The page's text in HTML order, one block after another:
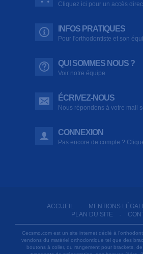
Cliquez ici pour un accès
INFOS PRATIQUES
Pour l'orthodontiste et son
QUI SOMMES NOUS ?
Voir notre équipe
ÉCRIVEZ-NOUS
Nous répondons à votre mail
CONNEXION
Pas encore de compte ?
ACCUEIL - MENTIONS
PLAN DU SITE -
Cecsmo.com est un site internet dédié à
vendons du matériel orthodontique tel que des
boutons à coller, du rangement pour brackets,